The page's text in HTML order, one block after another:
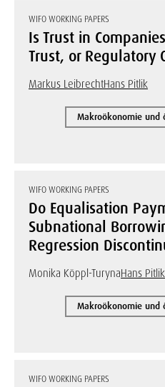
WIFO WORKING PAPERS
Is Trust in
Trust, or Regulatory
Markus LeibrechtHans Pitlik
Makroökonomie und
WIFO WORKING PAPERS
Do Equalisation
Subnational
Regression
Monika Köppl-TurynaHans Pitlik
Makroökonomie und
WIFO WORKING PAPERS